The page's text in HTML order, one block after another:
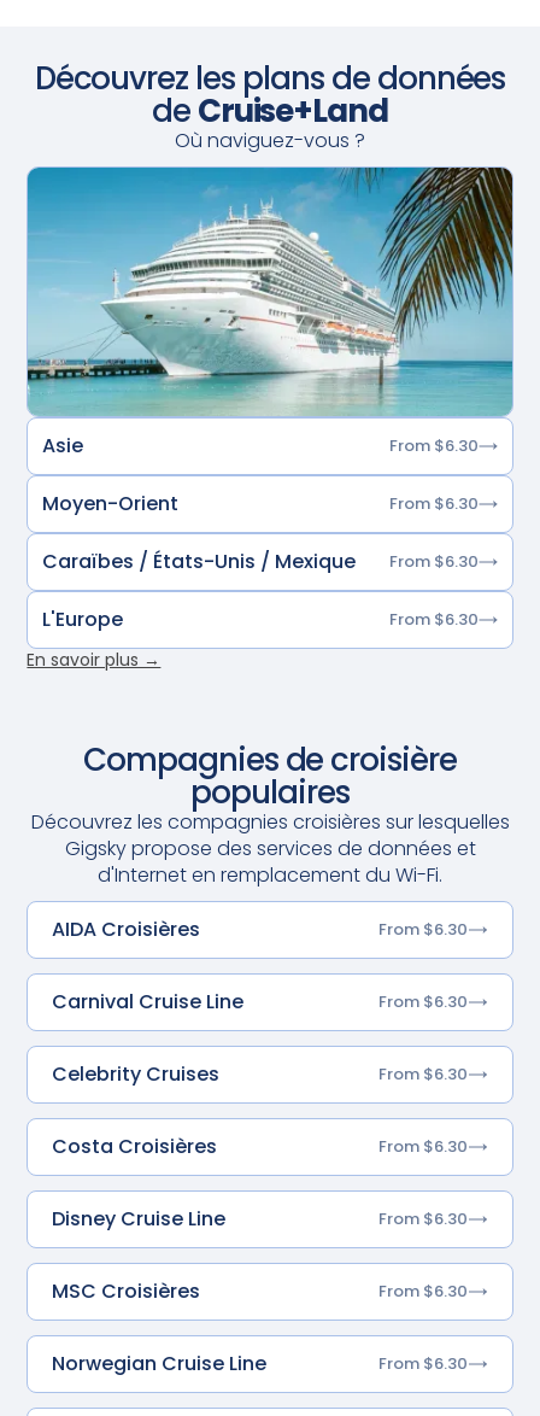
Découvrez les plans de données
deCruise+Land
Où naviguez-vous ?
Asie From $6.30
Moyen-Orient From $6.30
Caraïbes / États-Unis / Mexique From $6.30
L'Europe From $6.30
En savoir plus →
Compagnies de croisière
populaires
Découvrez les compagnies croisières sur lesquelles
Gigsky propose des services de données et
d'Internet en remplacement du Wi-Fi.
AIDA Croisières
From $6.30
Carnival Cruise Line From $6.30
Celebrity Cruises From $6.30
Costa Croisières From $6.30
Disney Cruise Line From $6.30
MSC Croisières From $6.30
Norwegian Cruise Line From $6.30